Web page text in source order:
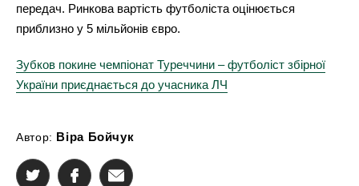
передач. Ринкова вартість футболіста оцінюється
приблизно у 5 мільйонів євро.
Зубков покине чемпіонат Туреччини – футболіст збірної
України приєднається до учасника ЛЧ
Автор: Віра Бойчук